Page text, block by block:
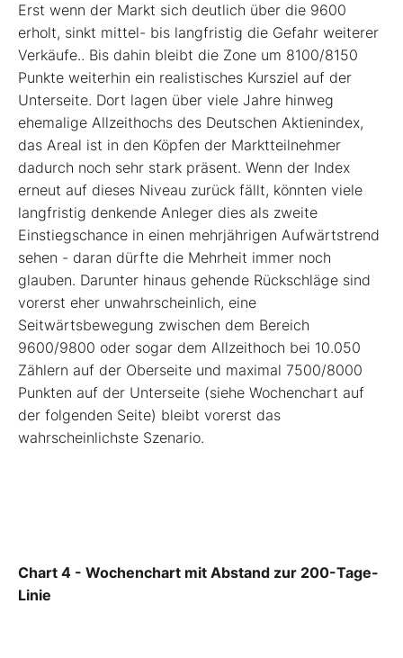
Erst wenn der Markt sich deutlich über die 9600
erholt, sinkt mittel- bis langfristig die Gefahr weiterer
Verkäufe.. Bis dahin bleibt die Zone um 8100/8150
Punkte weiterhin ein realistisches Kursziel auf der
Unterseite. Dort lagen über viele Jahre hinweg
ehemalige Allzeithochs des Deutschen Aktienindex,
das Areal ist in den Köpfen der Marktteilnehmer
dadurch noch sehr stark präsent. Wenn der Index
erneut auf dieses Niveau zurück fällt, könnten viele
langfristig denkende Anleger dies als zweite
Einstiegschance in einen mehrjährigen Aufwärtstrend
sehen - daran dürfte die Mehrheit immer noch
glauben. Darunter hinaus gehende Rückschläge sind
vorerst eher unwahrscheinlich, eine
Seitwärtsbewegung zwischen dem Bereich
9600/9800 oder sogar dem Allzeithoch bei 10.050
Zählern auf der Oberseite und maximal 7500/8000
Punkten auf der Unterseite (siehe Wochenchart auf
der folgenden Seite) bleibt vorerst das
wahrscheinlichste Szenario.
Chart 4 - Wochenchart mit Abstand zur 200-Tage-
Linie